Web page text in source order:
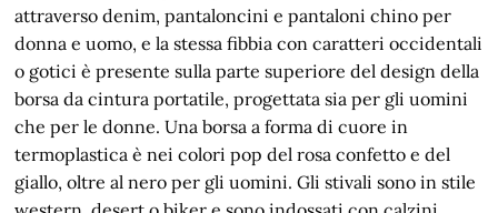
attraverso denim, pantaloncini e pantaloni chino per
donna e uomo, e la stessa fibbia con caratteri occidentali
o gotici è presente sulla parte superiore del design della
borsa da cintura portatile, progettata sia per gli uomini
che per le donne. Una borsa a forma di cuore in
termoplastica è nei colori pop del rosa confetto e del
giallo, oltre al nero per gli uomini. Gli stivali sono in stile